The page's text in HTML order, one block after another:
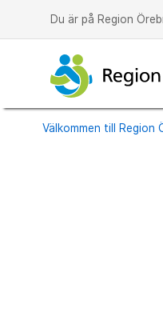
Du är på Region
Välkommen till Region